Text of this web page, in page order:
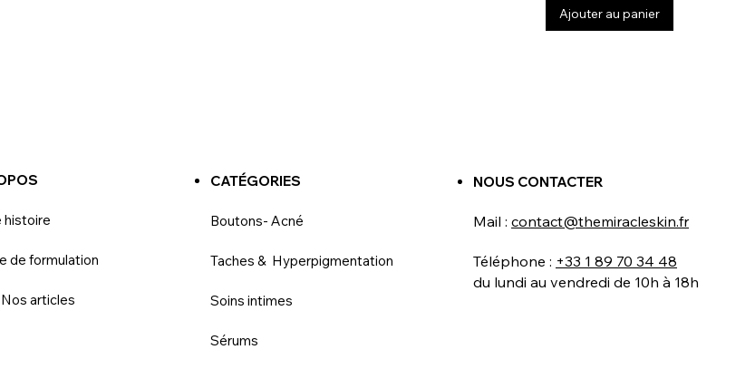
Ajouter au panier
histoire
de formulation
articles
CATÉGORIES
Boutons- Acné
Taches & Hyperpigmentation
Soins intimes
Sérums
NOUS CONTACTER
Mail : contact@themiracleskin.fr
Téléphone : +33 1 89 70 34 48
du lundi au vendredi de 10h à 18h